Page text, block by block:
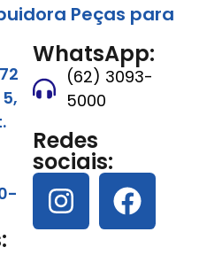
Peças para
WhatsApp:
(62) 3093-
5000
Redes
sociais: